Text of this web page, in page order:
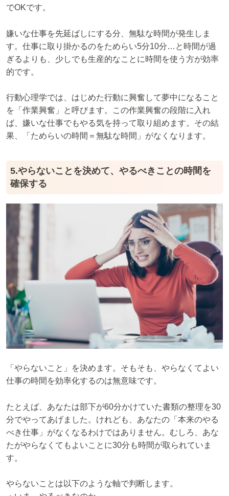
でOKです。
嫌いな仕事を先延ばしにする分、無駄な時間が発生しま
す。仕事に取り掛かるのをためらい5分10分…と時間が過
ぎるよりも、少しでも生産的なことに時間を使う方が効率
的です。
行動心理学では、はじめた行動に興奮して夢中になること
を「作業興奮」と呼びます。この作業興奮の段階に入れ
ば、嫌いな仕事でもやる気を持って取り組めます。その結
果、「ためらいの時間＝無駄な時間」がなくなります。
5.やらないことを決めて、やるべきことの時間を
確保する
「やらないこと」を決めます。そもそも、やらなくてよい
仕事の時間を効率化するのは無意味です。
たとえば、あなたは部下が60分かけていた書類の整理を30
分でやってあげました。けれども、あなたの「本来のやる
べき仕事」がなくなるわけではありません。むしろ、あな
たがやらなくてもよいことに30分も時間が取られていま
す。
やらないことは以下のような軸で判断します。